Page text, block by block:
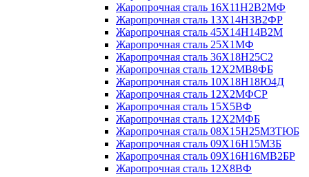
Жаропрочная сталь 16Х11Н2В2МФ
Жаропрочная сталь 13Х14Н3В2ФР
Жаропрочная сталь 45Х14Н14В2М
Жаропрочная сталь 25Х1МФ
Жаропрочная сталь 36Х18Н25С2
Жаропрочная сталь 12Х2МВ8ФБ
Жаропрочная сталь 10Х18Н18Ю4Д
Жаропрочная сталь 12Х2МФСР
Жаропрочная сталь 15Х5ВФ
Жаропрочная сталь 12Х2МФБ
Жаропрочная сталь 08Х15Н25М3ТЮБ
Жаропрочная сталь 09Х16Н15М3Б
Жаропрочная сталь 09Х16Н16МВ2БР
Жаропрочная сталь 12Х8ВФ